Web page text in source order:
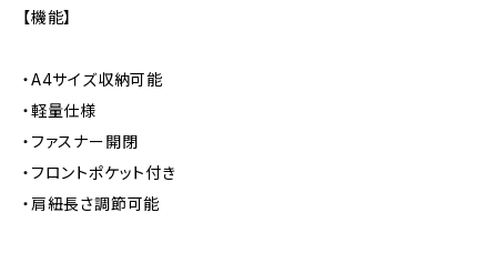
【機能】
・A4サイズ収納可能
・軽量仕様
・ファスナー開閉
・フロントポケット付き
・肩紐長さ調節可能